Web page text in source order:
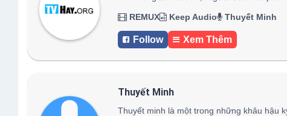
REMUX Keep Audio Thuyết Minh
Follow Xem Thêm
Thuyết Minh
Thuyết minh là một trong những khâu hậu